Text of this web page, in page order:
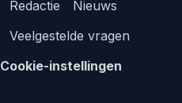
Redactie
Nieuws
Veelgestelde vragen
Cookie-instellingen